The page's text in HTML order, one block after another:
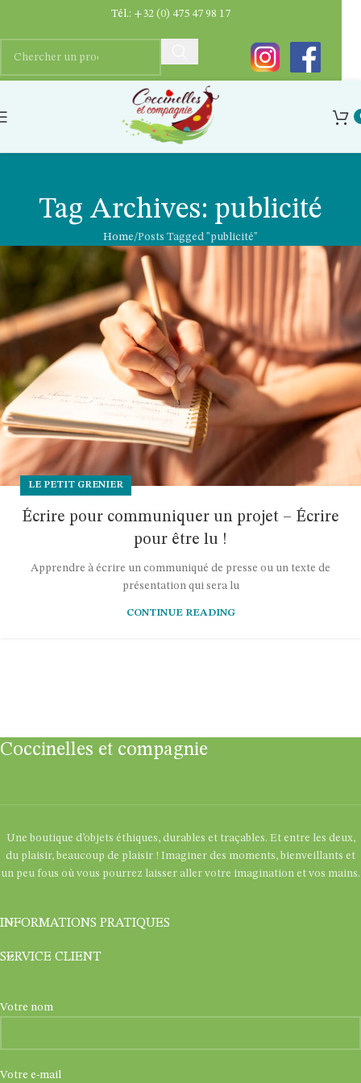
Tag Archives: publicité
Home Posts Tagged "publicité"
LE PETIT GRENIER
Écrire pour communiquer un projet – Écrire
pour être lu !
Apprendre à écrire un communiqué de presse ou un texte de
présentation qui sera lu
CONTINUE READING
Coccinelles et compagnie
Une boutique d’objets éthiques, durables et traçables. Et entre les deux,
du plaisir, beaucoup de plaisir ! Imaginer des moments, bienveillants et
un peu fous où vous pourrez laisser aller votre imagination et vos mains.
INFORMATIONS PRATIQUES
SERVICE CLIENT
Votre nom
Votre e-mail
Tél.: +32 (0) 475 47 98 17